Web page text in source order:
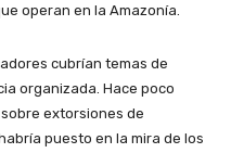
operan en la Amazonía.
cubrían temas de
organizada. Hace poco
extorsiones de
puesto en la mira de los